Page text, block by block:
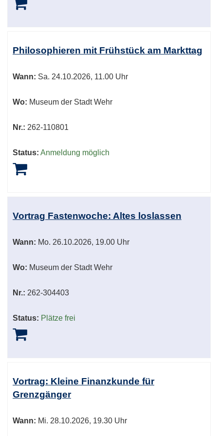
Philosophieren mit Frühstück am Markttag
Wann: Sa. 24.10.2026, 11.00 Uhr
Wo: Museum der Stadt Wehr
Nr.: 262-110801
Status: Anmeldung möglich
Vortrag Fastenwoche: Altes loslassen
Wann: Mo. 26.10.2026, 19.00 Uhr
Wo: Museum der Stadt Wehr
Nr.: 262-304403
Status: Plätze frei
Vortrag: Kleine Finanzkunde für
Grenzgänger
Wann: Mi. 28.10.2026, 19.30 Uhr